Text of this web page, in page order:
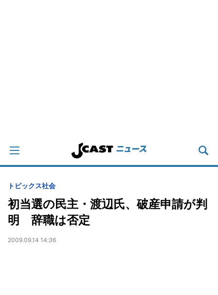
トピックス社会
初当選の民主・渡辺氏、破産申請が判
明 辞職は否定
2009.09.14 14:36